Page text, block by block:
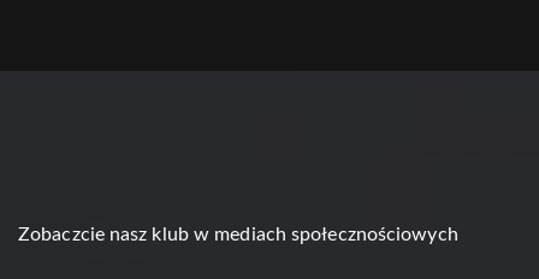
Zobaczcie nasz klub w mediach społecznościowych